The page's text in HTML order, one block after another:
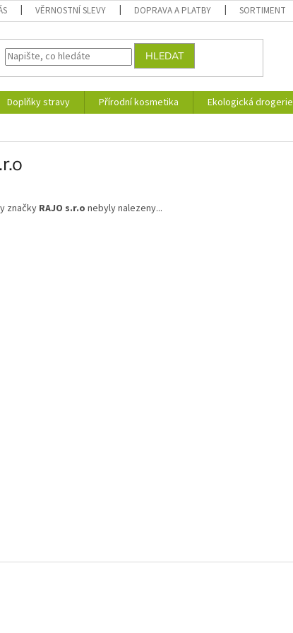
VĚRNOSTNÍ SLEVY DOPRAVA A PLATBY SORTIMENT
HLEDAT
Doplňky stravy Přírodní kosmetika Ekologická drogerie
značky RAJO s.r.o nebyly nalezeny...